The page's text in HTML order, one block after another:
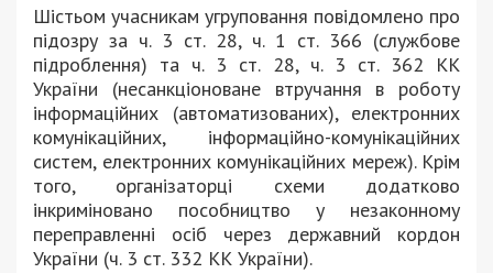
Шістьом учасникам угруповання повідомлено про
підозру за ч. 3 ст. 28, ч. 1 ст. 366 (службове
підроблення) та ч. 3 ст. 28, ч. 3 ст. 362 КК
України (несанкціоноване втручання в роботу
інформаційних (автоматизованих), електронних
комунікаційних, інформаційно-комунікаційних
систем, електронних комунікаційних мереж). Крім
того, організаторці схеми додатково
інкриміновано пособництво у незаконному
переправленні осіб через державний кордон
України (ч. 3 ст. 332 КК України).